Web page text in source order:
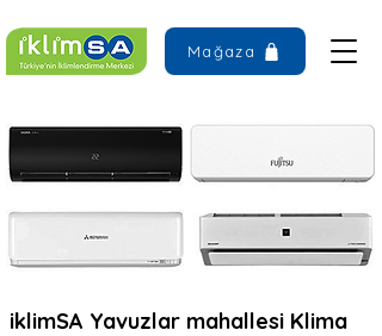
Mağaza
iklimSA Yavuzlar mahallesi Klima